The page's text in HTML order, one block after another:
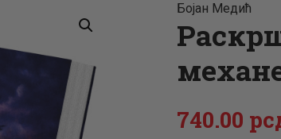
НОВЕ КЊИГЕ
ОТРГНУТО ОД
ЗАБОРАВА
Бojaн Мeдић
740.00